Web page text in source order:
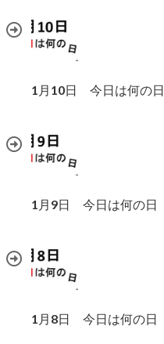
1月10日 今日は何の日
1月9日 今日は何の日
1月8日 今日は何の日